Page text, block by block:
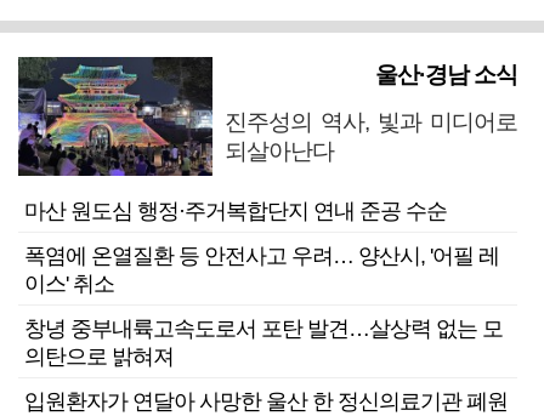
울산·경남 소식
진주성의 역사, 빛과 미디어로
되살아난다
마산 원도심 행정·주거복합단지 연내 준공 수순
폭염에 온열질환 등 안전사고 우려… 양산시, '어필 레
이스' 취소
창녕 중부내륙고속도로서 포탄 발견…살상력 없는 모
의탄으로 밝혀져
입원환자가 연달아 사망한 울산 한 정신의료기관 폐원